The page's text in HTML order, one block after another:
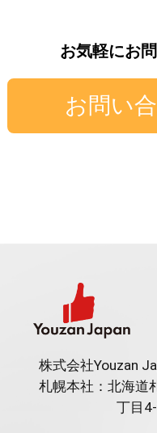
お気軽にお
お問い
株式会社Youzan
札幌本社：北海道
丁目